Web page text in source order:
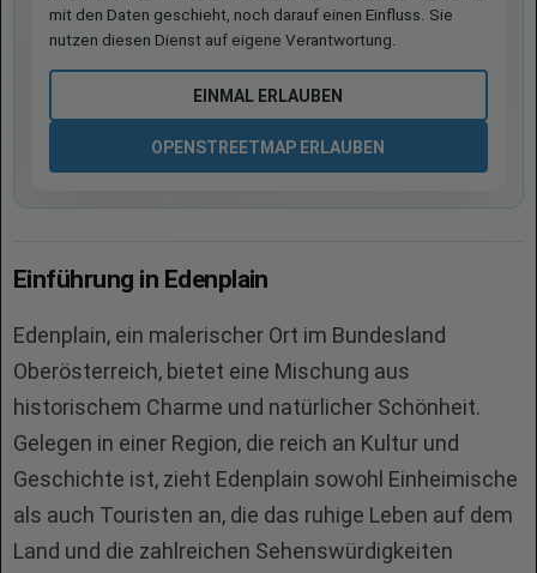
mit den Daten geschieht, noch darauf einen Einfluss. Sie
nutzen diesen Dienst auf eigene Verantwortung.
EINMAL ERLAUBEN
OPENSTREETMAP ERLAUBEN
Einführung in Edenplain
Edenplain, ein malerischer Ort im Bundesland
Oberösterreich, bietet eine Mischung aus
historischem Charme und natürlicher Schönheit.
Gelegen in einer Region, die reich an Kultur und
Geschichte ist, zieht Edenplain sowohl Einheimische
als auch Touristen an, die das ruhige Leben auf dem
Land und die zahlreichen Sehenswürdigkeiten